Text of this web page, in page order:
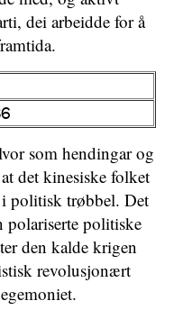
dei arbeidde for å
som hendingar og
det kinesiske folket
politisk trøbbel. Det
polariserte politiske
den kalde krigen
revolusjonært